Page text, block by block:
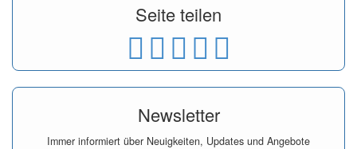
Seite teilen
Newsletter
Immer informiert über Neuigkeiten, Updates und Angebote